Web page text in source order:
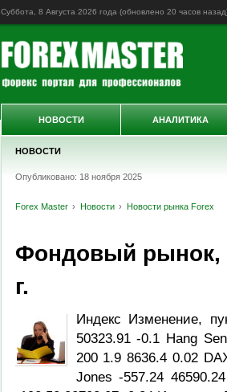
Суббота, 8 Августа 2026 года (обновлено 20 часов назад
НОВОСТИ
Опубликовано: 18 ноября 2025
Forex Master Новости Новости рынка Forex
Фондовый рынок,
г.
Индекс Изменение,
50323.91 -0.1 Hang
200 1.9 8636.4 0.02
Jones -557.24
НОВОСТИ АНАЛИТИКА